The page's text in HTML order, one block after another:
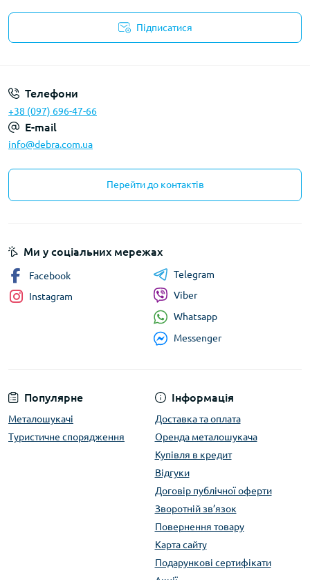
Підписатися
Телефони
+38 (097) 696-47-66
E-mail
info@debra.com.ua
Перейти до контактів
Популярне
Металошукачі
Туристичне спорядження
Інформація
Доставка та оплата
Оренда металошукача
Купівля в кредит
Відгуки
Договір публічної оферти
Зворотній зв’язок
Повернення товару
Карта сайту
Подарункові сертифікати
Ми у соціальних мережах
Facebook
Instagram
Telegram
Viber
Whatsapp
Messenger